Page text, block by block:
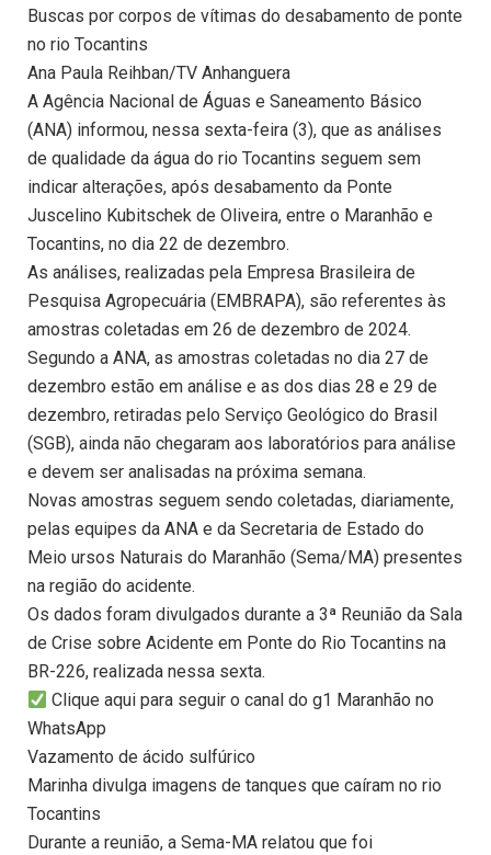
Buscas por corpos de vítimas do desabamento de ponte
no rio Tocantins
Ana Paula Reihban/TV Anhanguera
A Agência Nacional de Águas e Saneamento Básico
(ANA) informou, nessa sexta-feira (3), que as análises
de qualidade da água do rio Tocantins seguem sem
indicar alterações, após desabamento da Ponte
Juscelino Kubitschek de Oliveira, entre o Maranhão e
Tocantins, no dia 22 de dezembro.
As análises, realizadas pela Empresa Brasileira de
Pesquisa Agropecuária (EMBRAPA), são referentes às
amostras coletadas em 26 de dezembro de 2024.
Segundo a ANA, as amostras coletadas no dia 27 de
dezembro estão em análise e as dos dias 28 e 29 de
dezembro, retiradas pelo Serviço Geológico do Brasil
(SGB), ainda não chegaram aos laboratórios para análise
e devem ser analisadas na próxima semana.
Novas amostras seguem sendo coletadas, diariamente,
pelas equipes da ANA e da Secretaria de Estado do
Meio ursos Naturais do Maranhão (Sema/MA) presentes
na região do acidente.
Os dados foram divulgados durante a 3ª Reunião da Sala
de Crise sobre Acidente em Ponte do Rio Tocantins na
BR-226, realizada nessa sexta.
Clique aqui para seguir o canal do g1 Maranhão no
WhatsApp
Vazamento de ácido sulfúrico
Marinha divulga imagens de tanques que caíram no rio
Tocantins
Durante a reunião, a Sema-MA relatou que foi